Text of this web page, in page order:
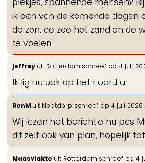
ik een van de komende dagen
de zon, de zee het zand en de
te voelen.
jeffrey uit Rotterdam schreef op 4 juli
Ik lig nu ook op het noord a
RenM uit Nootdorp schreef op 4 juli 2026
Wij lezen het berichtje nu pas
dit zelf ook van plan, hopelijk
Maasvlakte uit Rotterdam schreef op 4